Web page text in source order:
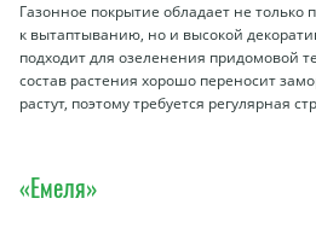
Газонное покрытие обладает не
к вытаптыванию, но и высокой
подходит для озеленения придомовой
состав растения хорошо переносит
растут, поэтому требуется регулярная
«Емеля»